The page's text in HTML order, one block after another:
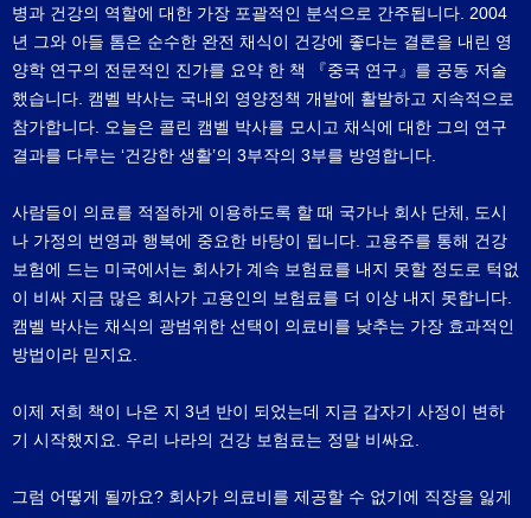
병과 건강의 역할에 대한 가장 포괄적인 분석으로 간주됩니다. 2004
년 그와 아들 톰은 순수한 완전 채식이 건강에 좋다는 결론을 내린 영
양학 연구의 전문적인 진가를 요약 한 책 『중국 연구』를 공동 저술
했습니다. 캠벨 박사는 국내외 영양정책 개발에 활발하고 지속적으로
참가합니다. 오늘은 콜린 캠벨 박사를 모시고 채식에 대한 그의 연구
결과를 다루는 ‘건강한 생활’의 3부작의 3부를 방영합니다.
사람들이 의료를 적절하게 이용하도록 할 때 국가나 회사 단체, 도시
나 가정의 번영과 행복에 중요한 바탕이 됩니다. 고용주를 통해 건강
보험에 드는 미국에서는 회사가 계속 보험료를 내지 못할 정도로 턱없
이 비싸 지금 많은 회사가 고용인의 보험료를 더 이상 내지 못합니다.
캠벨 박사는 채식의 광범위한 선택이 의료비를 낮추는 가장 효과적인
방법이라 믿지요.
이제 저희 책이 나온 지 3년 반이 되었는데 지금 갑자기 사정이 변하
기 시작했지요. 우리 나라의 건강 보험료는 정말 비싸요.
그럼 어떻게 될까요? 회사가 의료비를 제공할 수 없기에 직장을 잃게